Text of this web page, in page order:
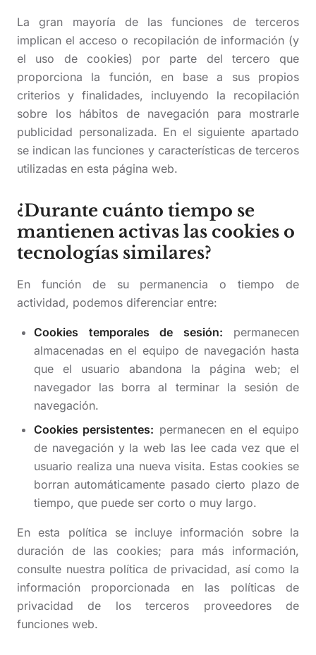
La gran mayoría de las funciones de terceros
implican el acceso o recopilación de información (y
el uso de cookies) por parte del tercero que
proporciona la función, en base a sus propios
criterios y finalidades, incluyendo la recopilación
sobre los hábitos de navegación para mostrarle
publicidad personalizada. En el siguiente apartado
se indican las funciones y características de terceros
utilizadas en esta página web.
¿Durante cuánto tiempo se
mantienen activas las cookies o
tecnologías similares?
En función de su permanencia o tiempo de
actividad, podemos diferenciar entre:
Cookies temporales de sesión: permanecen
almacenadas en el equipo de navegación hasta
que el usuario abandona la página web; el
navegador las borra al terminar la sesión de
navegación.
Cookies persistentes: permanecen en el equipo
de navegación y la web las lee cada vez que el
usuario realiza una nueva visita. Estas cookies se
borran automáticamente pasado cierto plazo de
tiempo, que puede ser corto o muy largo.
En esta política se incluye información sobre la
duración de las cookies; para más información,
consulte nuestra política de privacidad, así como la
información proporcionada en las políticas de
privacidad de los terceros proveedores de
funciones web.